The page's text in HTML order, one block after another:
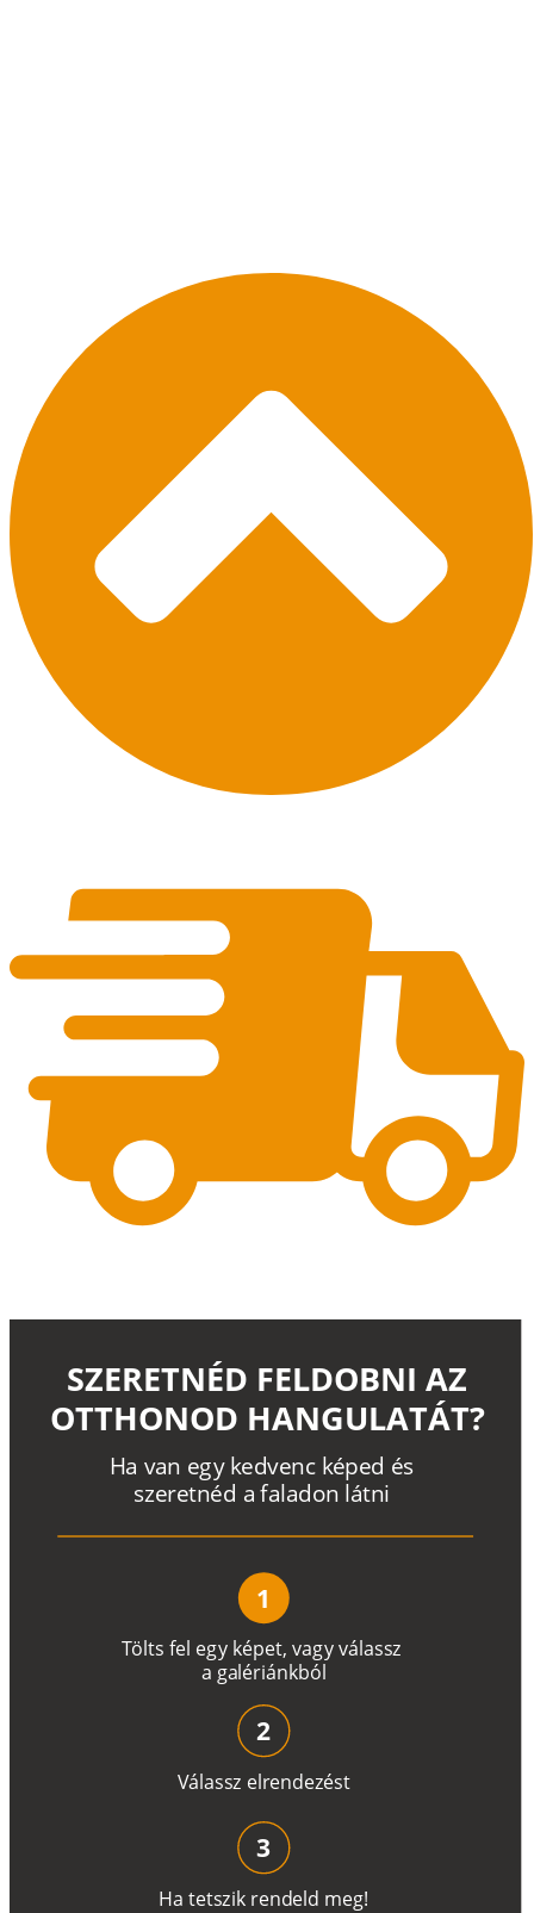
Tölts fel egy képet, vagyválassz
a galériánkból
Ha van egy kedvenc képed és
szeretnéd a faladon látni
SZERETNÉD FELDOBNI AZ
OTTHONOD HANGULATÁT?
1
Válassz elrendezést
2
Ha tetszik rendeld meg!
3